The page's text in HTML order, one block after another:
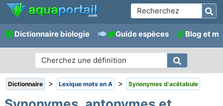
Dictionnaire biologie Guide espèces Blog et
Dictionnaire > Lexique mots en A > Synonymes d'acétabule